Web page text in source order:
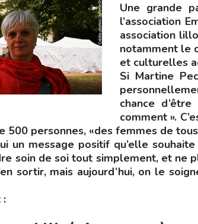
Une grande
l’association
association
notamment le
et culturelles
Si Martine
chance
comment ».
500 personnes, «des femmes de
un message positif qu’elle
soin de soi tout simplement, et ne
sortir, mais aujourd’hui, on le
: